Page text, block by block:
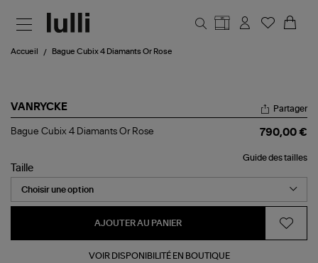
Accueil Bague Cubix 4 Diamants Or Rose
VANRYCKE
Bague
Diamants
Or
Rose
Partager
Bague Cubix 4 Diamants Or Rose 790,00 €
Guide des tailles
Taille
AJOUTER AU PANIER
VOIR DISPONIBILITÉ EN BOUTIQUE